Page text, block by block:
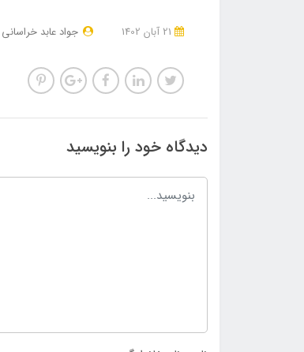
جواد عابد خراسانی
دیدگاه خود را بنویسید